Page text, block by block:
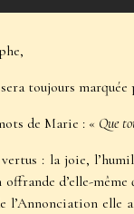
toujours marquée
de Marie : « Que
: la joie,
offrande d’elle-
l’Annonciation